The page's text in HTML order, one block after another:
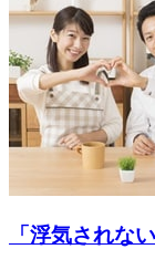
「浮気されな